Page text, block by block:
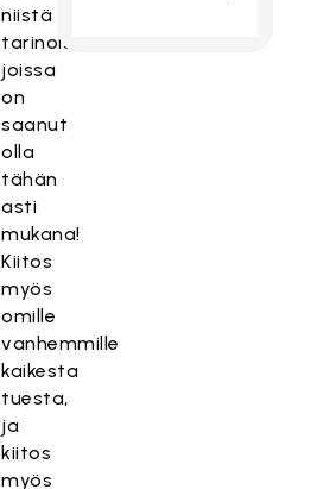
niistä
tarinoista
joissa
on
saanut
olla
tähän
asti
mukana!
Kiitos
myös
omille
vanhemmille
kaikesta
tuesta,
ja
kiitos
myös